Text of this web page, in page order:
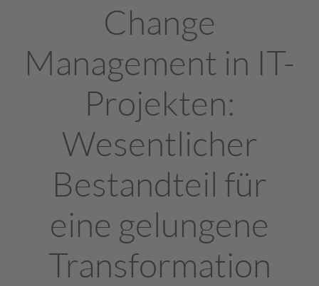
Change
Management in IT-
Projekten:
Wesentlicher
Bestandteil für
eine gelungene
Transformation